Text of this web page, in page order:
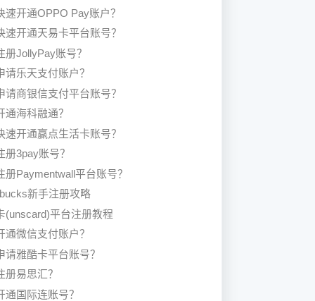
速开通OPPO Pay账户？
速开通天易卡平台账号？
册JollyPay账号？
请乐天支付账户？
请商银信支付平台账号？
通海科融通？
速开通赢点生活卡账号？
册3pay账号？
册Paymentwall平台账号？
新手注册攻略
(unscard)平台注册教程
通微信支付账户？
请雅酷卡平台账号？
册易思汇？
通国际连账号？